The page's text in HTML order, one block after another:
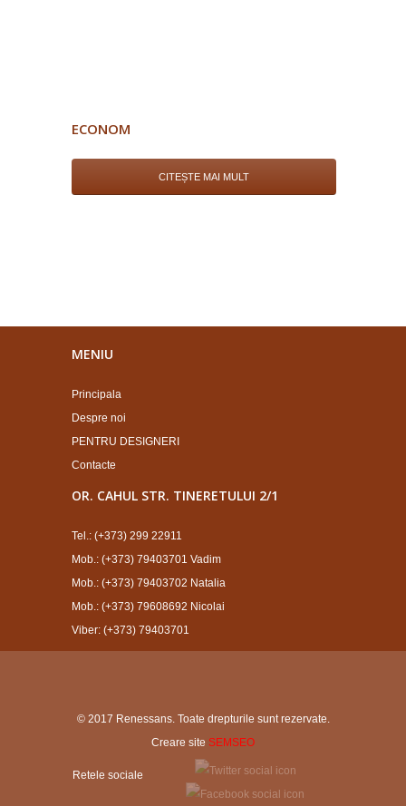
ECONOM
CITEȘTE MAI MULT
MENIU
Principala
Despre noi
PENTRU DESIGNERI
Contacte
OR. CAHUL STR. TINERETULUI 2/1
Tel.: (+373) 299 22911
Mob.: (+373) 79403701 Vadim
Mob.: (+373) 79403702 Natalia
Mob.: (+373) 79608692 Nicolai
Viber: (+373) 79403701
© 2017 Renessans. Toate drepturile sunt rezervate.
Creare site SEMSEO
Retele sociale